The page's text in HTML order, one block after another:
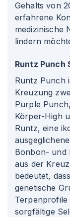
Gehalts von
erfahrene
medizinische
lindern
Runtz Punch
Runtz Punch
Kreuzung
Purple
Körper-High
Runtz, eine
Bonbon- und
aus der
bedeutet,
genetische
Terpenprofile
sorgfältige